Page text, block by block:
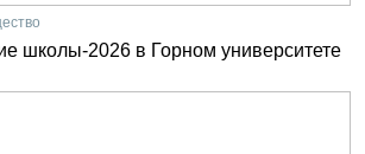
школы-2026 в Горном университете